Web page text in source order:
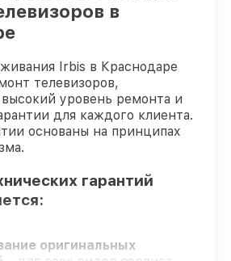
Irbis
от 1800₽
в
Irbis в Краснодаре
телевизоров,
уровень ремонта и
для каждого клиента.
основаны на принципах
гарантий
оригинальных